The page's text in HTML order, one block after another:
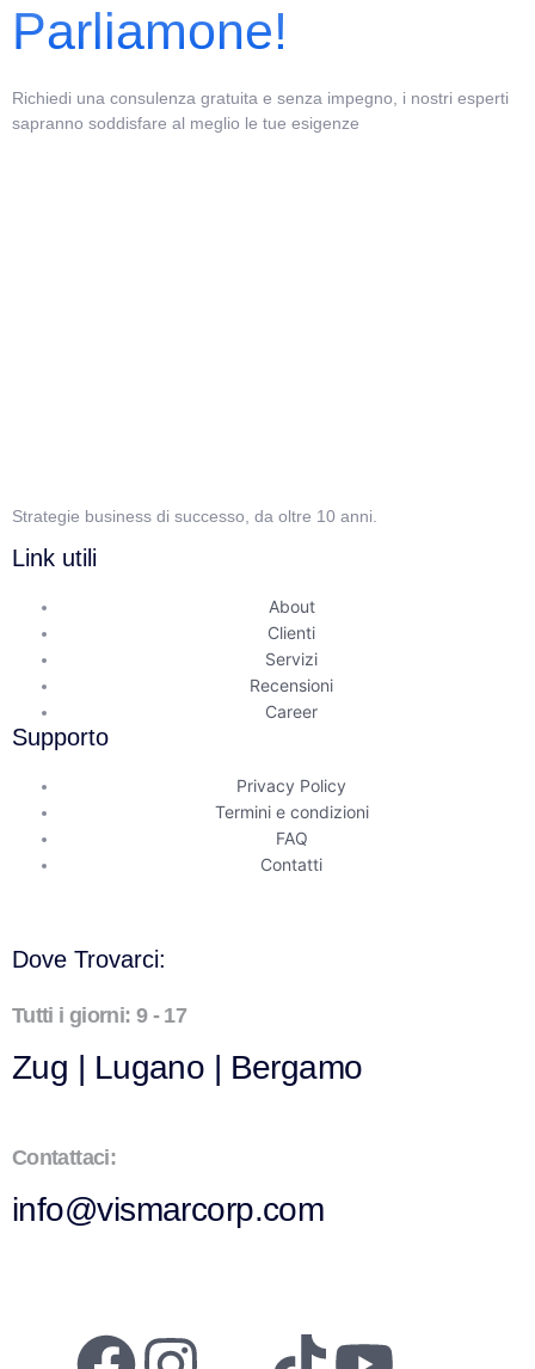
Parliamone!
Richiedi una consulenza gratuita e senza impegno, i nostri esperti
sapranno soddisfare al meglio le tue esigenze
Strategie business di successo, da oltre 10 anni.
Link utili
About
Clienti
Servizi
Recensioni
Career
Supporto
Privacy Policy
Termini e condizioni
FAQ
Contatti
Dove Trovarci:
Tutti i giorni: 9 - 17
Zug | Lugano | Bergamo
Contattaci:
info@vismarcorp.com